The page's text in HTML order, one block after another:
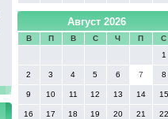
Август 2026
В П В С Ч П
С
1
2 3 4 5 6 7 8
9 10 11 12 13 14 15
16 17 18 19 20 21 22